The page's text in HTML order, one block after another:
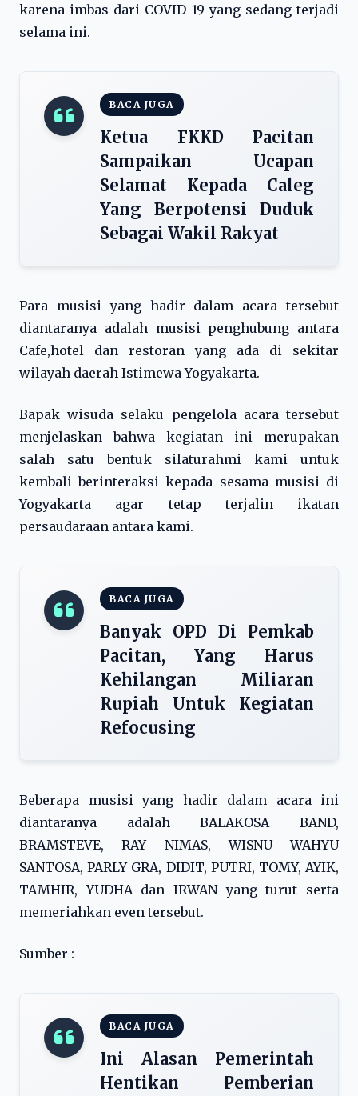
karena imbas dari COVID 19 yang sedang terjadi
selama ini.
BACA JUGA
Ketua FKKD Pacitan
Sampaikan Ucapan
Selamat Kepada Caleg
Yang Berpotensi Duduk
Sebagai Wakil Rakyat
Para musisi yang hadir dalam acara tersebut
diantaranya adalah musisi penghubung antara
Cafe,hotel dan restoran yang ada di sekitar
wilayah daerah Istimewa Yogyakarta.
Bapak wisuda selaku pengelola acara tersebut
menjelaskan bahwa kegiatan ini merupakan
salah satu bentuk silaturahmi kami untuk
kembali berinteraksi kepada sesama musisi di
Yogyakarta agar tetap terjalin ikatan
persaudaraan antara kami.
BACA JUGA
Banyak OPD Di Pemkab
Pacitan, Yang Harus
Kehilangan Miliaran
Rupiah Untuk Kegiatan
Refocusing
Beberapa musisi yang hadir dalam acara ini
diantaranya adalah BALAKOSA BAND,
BRAMSTEVE, RAY NIMAS, WISNU WAHYU
SANTOSA, PARLY GRA, DIDIT, PUTRI, TOMY, AYIK,
TAMHIR, YUDHA dan IRWAN yang turut serta
memeriahkan even tersebut.
Sumber :
BACA JUGA
Ini Alasan Pemerintah
Hentikan Pemberian